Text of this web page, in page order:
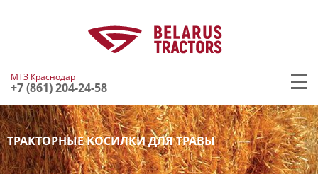
МТЗ Краснодар
+7 (861) 204-24-58
ТРАКТОРНЫЕ КОСИЛКИ ДЛЯ ТРАВЫ